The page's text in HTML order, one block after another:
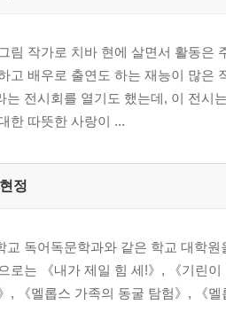
림 작가로 치바 현에 살면서 활동은
고 배우로 출연도 하는 재능이 많은
는 전시회를 열기도 했는데, 이 전시
한 따뜻한 사랑이 ...
정
교 독어독문학과와 같은 학교 대학
로는 《내가 제일 힘 세!》, 《기린
, 《멜롭스 가족의 동굴 탐험》, 《